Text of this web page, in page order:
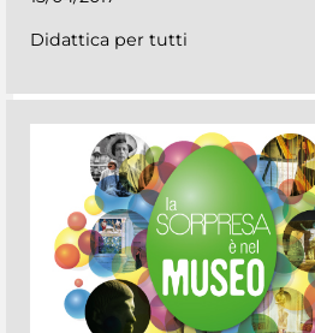
Didattica per tutti